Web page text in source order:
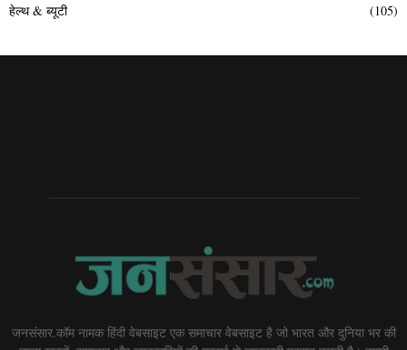
हेल्थ & ब्यूटी
(105)
जनसंसार.कॉम नामक हिंदी वेबसाइट एक समाचार वेबसाइट है जो भारत और दुनिया भर की